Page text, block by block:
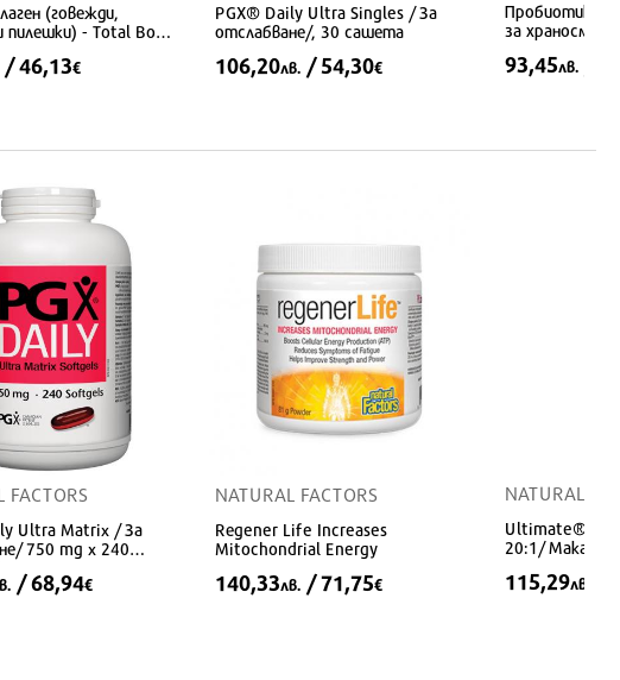
(говежди,
пилешки) - Total Body
267 g прах
/ 46,13€
PGX® Daily Ultra Singles / За
отслабване/, 30 сашета
106,20лв. / 54,30€
Пробиотик за
за
капсули
93,45лв.
FACTORS
Ultra Matrix / За
750 mg x 240
/ 68,94€
NATURAL FACTORS
Rеgener Life Increases
Mitochondrial Energy
140,33лв. / 71,75€
NATURAL
Ultimate®
20:1/ Мака
115,29лв.